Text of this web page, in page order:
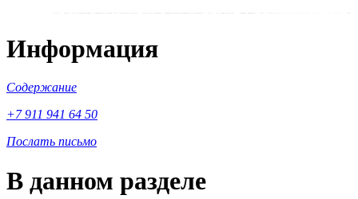
Информация
Содержание
+7 911 941 64 50
Послать письмо
В данном разделе